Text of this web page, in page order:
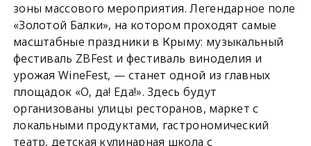
зоны массового мероприятия. Легендарное поле
«Золотой Балки», на котором проходят самые
масштабные праздники в Крыму: музыкальный
фестиваль ZBFest и фестиваль виноделия и
урожая WineFest, — станет одной из главных
площадок «О, да! Еда!». Здесь будут
организованы улицы ресторанов, маркет с
локальными продуктами, гастрономический
театр, детская кулинарная школа с